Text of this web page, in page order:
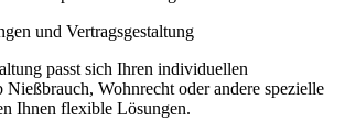
und Vertragsgestaltung
passt sich Ihren individuellen
Nießbrauch, Wohnrecht oder andere spezielle
Ihnen flexible Lösungen.